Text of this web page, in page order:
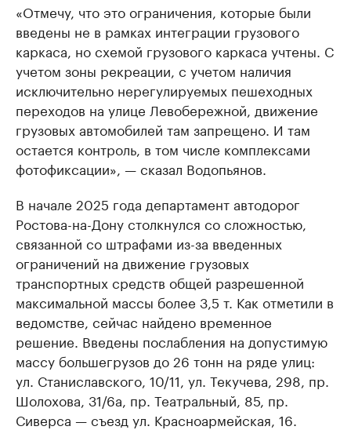
«Отмечу, что это ограничения, которые были
введены не в рамках интеграции грузового
каркаса, но схемой грузового каркаса учтены. С
учетом зоны рекреации, с учетом наличия
исключительно нерегулируемых пешеходных
переходов на улице Левобережной, движение
грузовых автомобилей там запрещено. И там
остается контроль, в том числе комплексами
фотофиксации», — сказал Водопьянов.
В начале 2025 года департамент автодорог
Ростова-на-Дону столкнулся со сложностью,
связанной со штрафами из-за введенных
ограничений на движение грузовых
транспортных средств общей разрешенной
максимальной массы более 3,5 т. Как отметили в
ведомстве, сейчас найдено временное
решение. Введены послабления на допустимую
массу большегрузов до 26 тонн на ряде улиц:
ул. Станиславского, 10/11, ул. Текучева, 298, пр.
Шолохова, 31/6а, пр. Театральный, 85, пр.
Сиверса — съезд ул. Красноармейская, 16.